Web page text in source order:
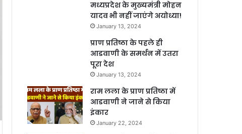
मध्यप्रदेश के मुख्यमंत्री मोहन
यादव भी नहीं जाएंगे अयोध्या!
January 13, 2024
प्राण प्रतिष्ठा के पहले ही
आडवाणी के समर्थन में उतरा
पूरा देश
January 13, 2024
राम लला के प्राण प्रतिष्ठा में
आडवाणी ने जाने से किया
इंकार
January 22, 2024